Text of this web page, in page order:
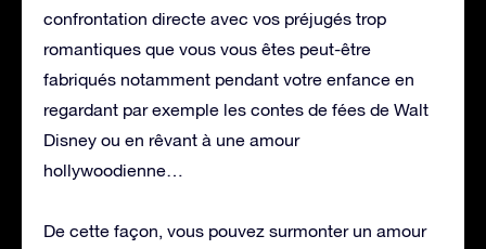
confrontation directe avec vos préjugés trop
romantiques que vous vous êtes peut-être
fabriqués notamment pendant votre enfance en
regardant par exemple les contes de fées de Walt
Disney ou en rêvant à une amour
hollywoodienne…
De cette façon, vous pouvez surmonter un amour